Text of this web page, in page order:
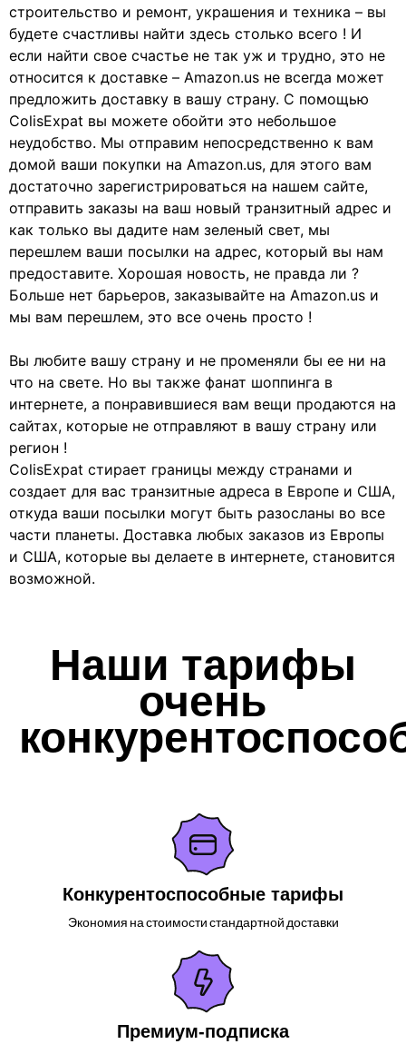
строительство и ремонт, украшения и техника – вы
будете счастливы найти здесь столько всего ! И
если найти свое счастье не так уж и трудно, это не
относится к доставке – Amazon.us не всегда может
предложить доставку в вашу страну. С помощью
ColisExpat вы можете обойти это небольшое
неудобство. Мы отправим непосредственно к вам
домой ваши покупки на Amazon.us, для этого вам
достаточно зарегистрироваться на нашем сайте,
отправить заказы на ваш новый транзитный адрес и
как только вы дадите нам зеленый свет, мы
перешлем ваши посылки на адрес, который вы нам
предоставите. Хорошая новость, не правда ли ?
Больше нет барьеров, заказывайте на Amazon.us и
мы вам перешлем, это все очень просто !
Вы любите вашу страну и не променяли бы ее ни на
что на свете. Но вы также фанат шоппинга в
интернете, а понравившиеся вам вещи продаются на
сайтах, которые не отправляют в вашу страну или
регион !
ColisExpat стирает границы между странами и
создает для вас транзитные адреса в Европе и США,
откуда ваши посылки могут быть разосланы во все
части планеты. Доставка любых заказов из Европы
и США, которые вы делаете в интернете, становится
возможной.
Наши тарифы
очень
Конкурентоспособные тарифы
Экономия на стоимости стандартной доставки
Премиум-подписка